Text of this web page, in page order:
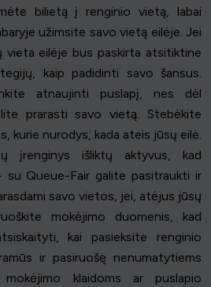
bilietą į renginio vietą, labai
užimsite savo vietą eilėje. Jei
vieta eilėje bus paskirta atsitiktine
kaip padidinti savo šansus.
atnaujinti puslapį, nes dėl
prarasti savo vietą. Stebėkite
kurie nurodys, kada ateis jūsų eilė.
įrenginys išliktų aktyvus, kad
Queue-Fair galite pasitraukti ir
savo vietos, jei, atėjus jūsų
mokėjimo duomenis, kad
kai pasieksite renginio
ir pasiruošę nenumatytiems
mokėjimo klaidoms ar puslapio